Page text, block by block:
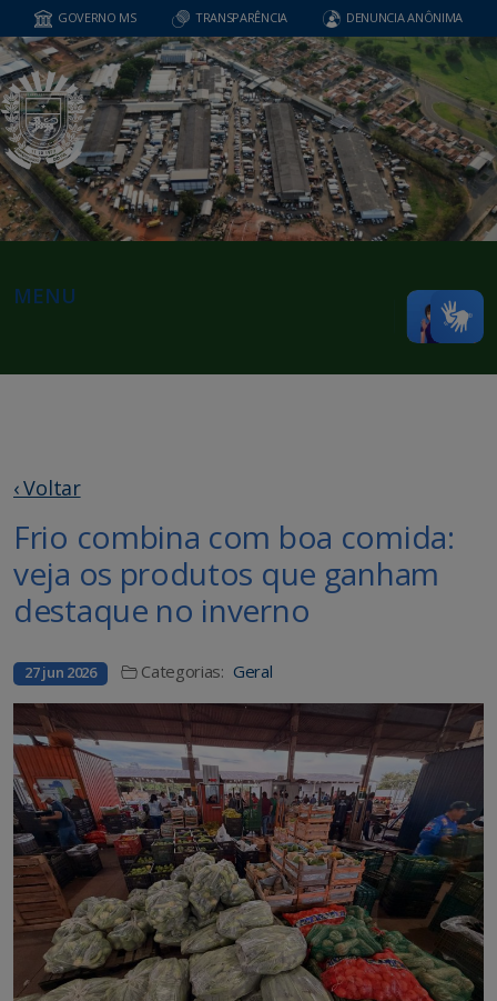
GOVERNO MS TRANSPARÊNCIA DENUNCIA ANÔNIMA
MENU
‹ Voltar
Frio combina com boa comida:
veja os produtos que ganham
destaque no inverno
27 jun 2026 Categorias: Geral